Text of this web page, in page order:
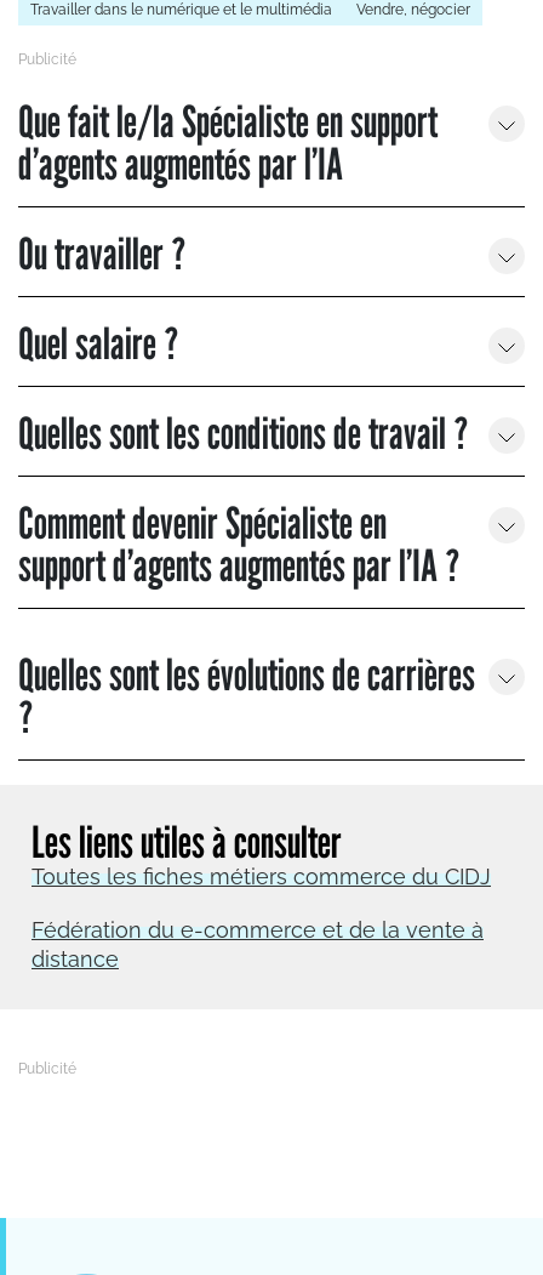
Travailler dans le numérique et le multimédia
Vendre, négocier
Que fait le/la Spécialiste en support
d’agents augmentés par l’IA
Ou travailler ?
Quel salaire ?
Quelles sont les conditions de travail ?
Comment devenir Spécialiste en
support d’agents augmentés par l’IA ?
Quelles sont les évolutions de carrières
?
Les liens utiles à consulter
Toutes les fiches métiers commerce du CIDJ
Fédération du e-commerce et de la vente à
distance